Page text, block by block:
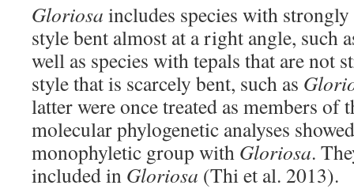
Gloriosa includes species with strongly
style bent almost at a right angle, such
well as species with tepals that are not
style that is scarcely bent, such as
latter were once treated as members of
molecular phylogenetic analyses
monophyletic group with Gloriosa.
included in Gloriosa (Thi et al. 2013).